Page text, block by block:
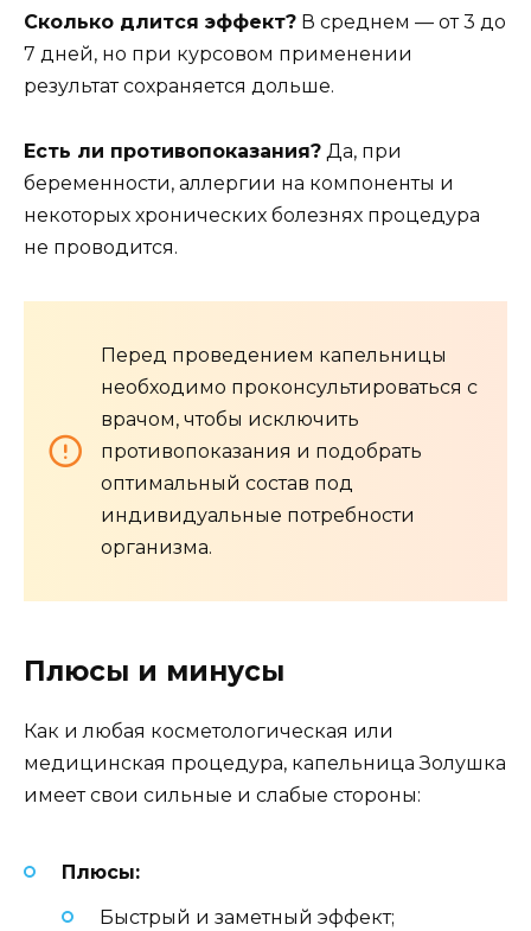
Сколько длится эффект? В среднем — от 3 до
7 дней, но при курсовом применении
результат сохраняется дольше.
Есть ли противопоказания? Да, при
беременности, аллергии на компоненты и
некоторых хронических болезнях процедура
не проводится.
Перед проведением капельницы
необходимо проконсультироваться с
врачом, чтобы исключить
противопоказания и подобрать
оптимальный состав под
индивидуальные потребности
организма.
Плюсы и минусы
Как и любая косметологическая или
медицинская процедура, капельница Золушка
имеет свои сильные и слабые стороны:
Плюсы:
Быстрый и заметный эффект;